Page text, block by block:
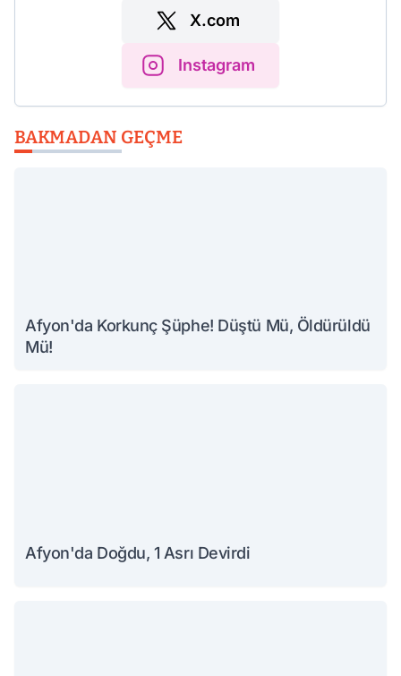
X.com
Instagram
BAKMADAN GEÇME
Afyon'da Korkunç Şüphe! Düştü Mü, Öldürüldü
Mü!
Afyon'da Doğdu, 1 Asrı Devirdi